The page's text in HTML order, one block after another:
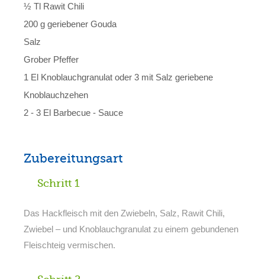
½ Tl Rawit Chili
200 g geriebener Gouda
Salz
Grober Pfeffer
1 El Knoblauchgranulat oder 3 mit Salz geriebene
Knoblauchzehen
2 - 3 El Barbecue - Sauce
Zubereitungsart
Schritt 1
Das Hackfleisch mit den Zwiebeln, Salz, Rawit Chili,
Zwiebel – und Knoblauchgranulat zu einem gebundenen
Fleischteig vermischen.